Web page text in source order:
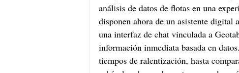
análisis de datos de flotas en una
disponen ahora de un asistente digital
una interfaz de chat vinculada a
información inmediata basada en
tiempos de ralentización, hasta